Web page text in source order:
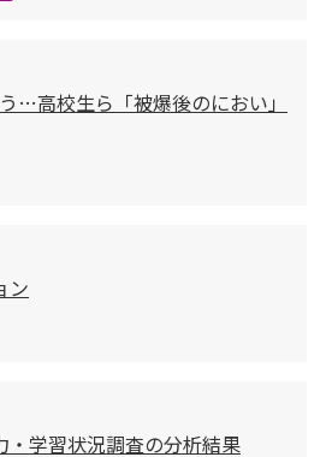
…高校生ら「被爆後のにおい」
ン
学習状況調査の分析結果